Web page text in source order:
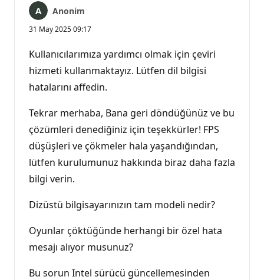
Anonim
31 May 2025 09:17
Kullanıcılarımıza yardımcı olmak için çeviri
hizmeti kullanmaktayız. Lütfen dil bilgisi
hatalarını affedin.
Tekrar merhaba, Bana geri döndüğünüz ve bu
çözümleri denediğiniz için teşekkürler! FPS
düşüşleri ve çökmeler hala yaşandığından,
lütfen kurulumunuz hakkında biraz daha fazla
bilgi verin.
Dizüstü bilgisayarınızın tam modeli nedir?
Oyunlar çöktüğünde herhangi bir özel hata
mesajı alıyor musunuz?
Bu sorun Intel sürücü güncellemesinden